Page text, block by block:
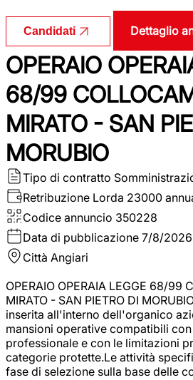
Candidati Dettaglio
OPERAIO
68/99
MIRATO - SAN
MORUBIO
Tipo di contratto
Retribuzione Lorda 23000
Codice annuncio 350228
Data di pubblicazione 7/8/2026
Città Angiari
OPERAIO OPERAIA LEGGE 68/99
MIRATO - SAN PIETRO DI
inserita all'interno dell'organico
mansioni operative compatibili
professionale e con le limitazioni
categorie protette.Le attività
fase di selezione sulla base delle